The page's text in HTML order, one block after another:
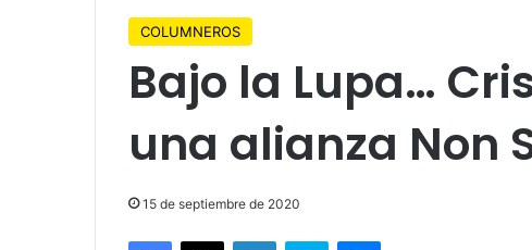
COLUMNEROS
Bajo la Lupa…
una alianza Non
15 de septiembre de 2020
Facebook
X LinkedInSkype Messenger